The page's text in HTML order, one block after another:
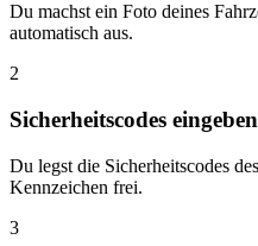
Du machst ein Foto deines
automatisch aus.
2
Sicherheitscodes eingeben
Du legst die Sicherheitscodes
Kennzeichen frei.
3